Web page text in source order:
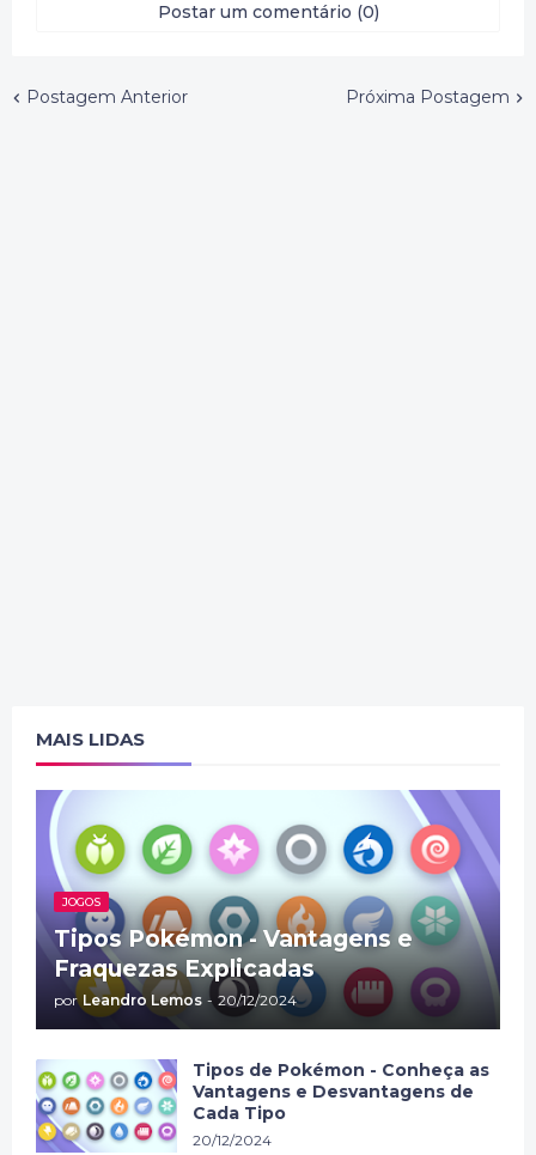
Postar um comentário (0)
Postagem Anterior Próxima Postagem
MAIS LIDAS
JOGOS
Tipos Pokémon - Vantagens e
Fraquezas Explicadas
por Leandro Lemos - 20/12/2024
Tipos de Pokémon - Conheça as
Vantagens e Desvantagens de
Cada Tipo
20/12/2024